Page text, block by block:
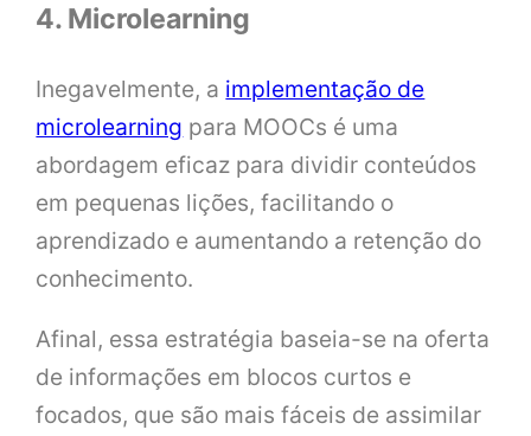
4. Microlearning
Inegavelmente, a implementação de
microlearning para MOOCs é uma
abordagem eficaz para dividir conteúdos
em pequenas lições, facilitando o
aprendizado e aumentando a retenção do
conhecimento.
Afinal, essa estratégia baseia-se na oferta
de informações em blocos curtos e
focados, que são mais fáceis de assimilar